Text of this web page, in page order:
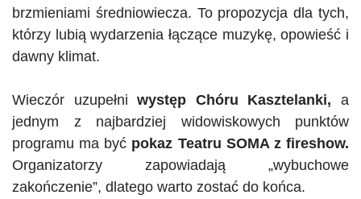
brzmieniami średniowiecza. To propozycja dla tych,
którzy lubią wydarzenia łączące muzykę, opowieść i
dawny klimat.
Wieczór uzupełniwystęp Chóru Kasztelanki, a
jednym z najbardziej widowiskowych punktów
programu ma być pokaz Teatru SOMA zfireshow.
Organizatorzy zapowiadają „wybuchowe
zakończenie”, dlatego warto zostać do końca.